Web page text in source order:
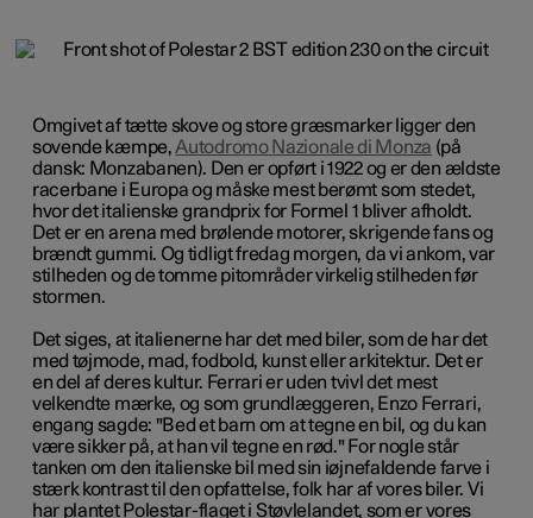
Omgivet af tætte skove og store græsmarker ligger den
sovende kæmpe,Autodromo Nazionale di Monza (på
dansk: Monzabanen). Den er opført i 1922 og er den ældste
racerbane i Europa og måske mest berømt som stedet,
hvor det italienske grandprix for Formel 1 bliver afholdt.
Det er en arena med brølende motorer, skrigende fans og
brændt gummi. Og tidligt fredag morgen, da vi ankom, var
stilheden og de tomme pitområder virkelig stilheden før
stormen.
Det siges, at italienerne har det med biler, som de har det
med tøjmode, mad, fodbold, kunst eller arkitektur. Det er
en del af deres kultur. Ferrari er uden tvivl det mest
velkendte mærke, og som grundlæggeren, Enzo Ferrari,
engang sagde: "Bed et barn om at tegne en bil, og du kan
være sikker på, at han vil tegne en rød." For nogle står
tanken om den italienske bil med sin iøjnefaldende farve i
stærk kontrast til den opfattelse, folk har af vores biler. Vi
har plantet Polestar-flaget i Støvlelandet, som er vores